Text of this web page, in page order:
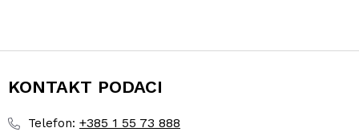
KONTAKT PODACI
Telefon: +385 1 55 73 888